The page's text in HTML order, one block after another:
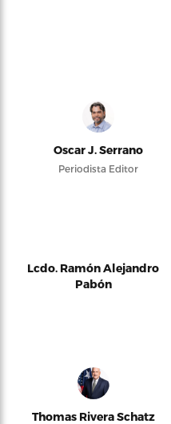
Oscar J. Serrano
Periodista Editor
Lcdo. Ramón Alejandro
Pabón
Thomas Rivera Schatz